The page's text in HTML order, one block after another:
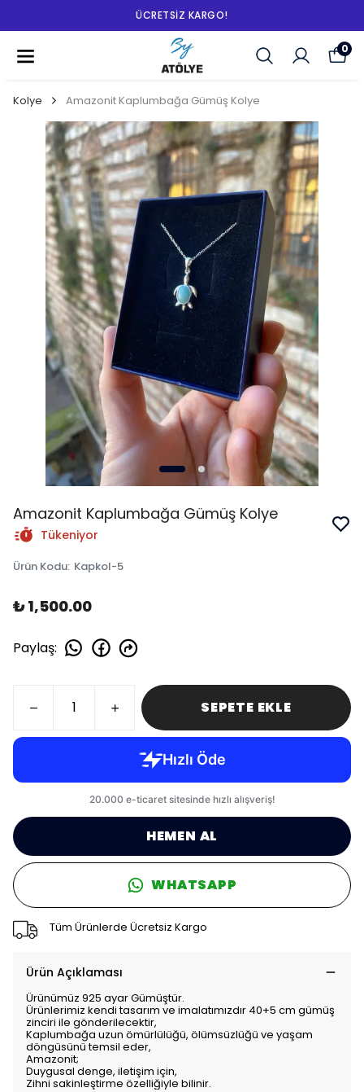
ÜCRETSIZ KARGO!
0
Kolye Amazonit Kaplumbağa Gümüş Kolye
Amazonit Kaplumbağa Gümüş Kolye
Tükeniyor
Ürün Kodu: Kapkol-5
₺ 1,500.00
Paylaş:
SEPETE EKLE
HEMEN AL
WHATSAPP
Tüm Ürünlerde Ücretsiz Kargo
Ürün Açıklaması
Ürünümüz 925 ayar Gümüştür.
Ürünlerimiz kendi tasarım ve imalatımızdır 40+5 cm gümüş
zinciri ile gönderilecektir,
Kaplumbağa uzun ömürlülüğü, ölümsüzlüğü ve yaşam
döngüsünü temsil eder,
Amazonit;
Duygusal denge, iletişim için,
Zihni sakinleştirme özelliğiyle bilinir.